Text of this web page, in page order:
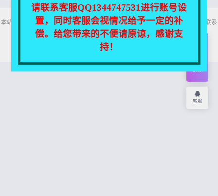
本站所有资源均收集自互联网，仅供个人欣赏交流，如不慎侵犯了您的权益，请联系
我们，我们将尽快处理！
Copyright © 2026 舞主播
请联系客服QQ1344747531进行账号设
置，同时客服会视情况给予一定的补
偿。给您带来的不便请原谅，感谢支
持！
会员
客服